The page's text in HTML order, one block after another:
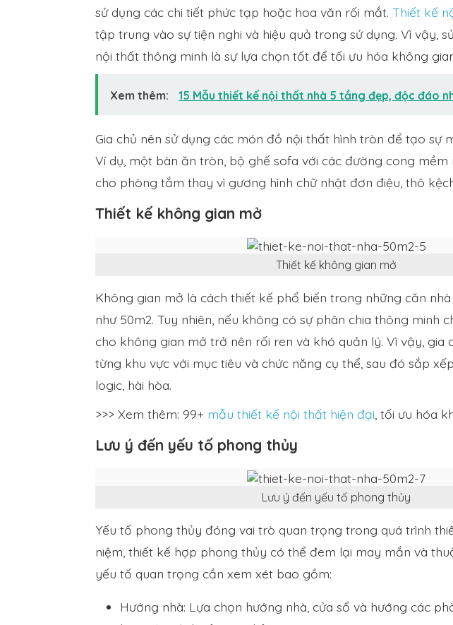
sử dụng các chi tiết phức tạp hoặc hoa văn rối mắt. Thiết kế
tập trung vào sự tiện nghi và hiệu quả trong sử dụng. Vì vậy,
nội thất thông minh là sự lựa chọn tốt để tối ưu hóa không
Xem thêm: 15 Mẫu thiết kế nội thất nhà 5 tầng đẹp, độc đáo
Gia chủ nên sử dụng các món đồ nội thất hình tròn để tạo sự
Ví dụ, một bàn ăn tròn, bộ ghế sofa với các đường cong
cho phòng tắm thay vì gương hình chữ nhật đơn điệu, thô
Thiết kế không gian mở
Thiết kế không gian mở
Không gian mở là cách thiết kế phổ biến trong những căn
như 50m2. Tuy nhiên, nếu không có sự phân chia thông minh
cho không gian mở trở nên rối ren và khó quản lý. Vì vậy, gia
từng khu vực với mục tiêu và chức năng cụ thể, sau đó sắp
logic, hài hòa.
>>> Xem thêm: 99+ mẫu thiết kế nội thất hiện đại, tối ưu hóa
Lưu ý đến yếu tố phong thủy
Lưu ý đến yếu tố phong thủy
Yếu tố phong thủy đóng vai trò quan trọng trong quá trình
niệm, thiết kế hợp phong thủy có thể đem lại may mắn và
yếu tố quan trọng cần xem xét bao gồm:
Hướng nhà: Lựa chọn hướng nhà, cửa sổ và hướng các